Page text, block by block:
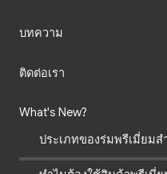
บทความ
ติดต่อเรา
What's New?
ประเภทของร่มพรีเมี่ยม